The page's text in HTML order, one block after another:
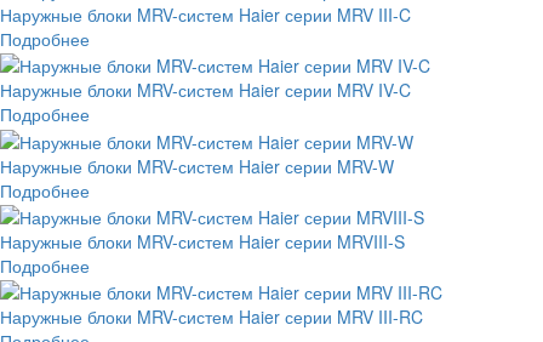
Наружные блоки MRV-систем Haier серии MRV III-C
Подробнее
Наружные блоки MRV-систем Haier серии MRV IV-C
Подробнее
Наружные блоки MRV-систем Haier серии MRV-W
Подробнее
Наружные блоки MRV-систем Haier серии MRVIII-S
Подробнее
Наружные блоки MRV-систем Haier серии MRV III-RC